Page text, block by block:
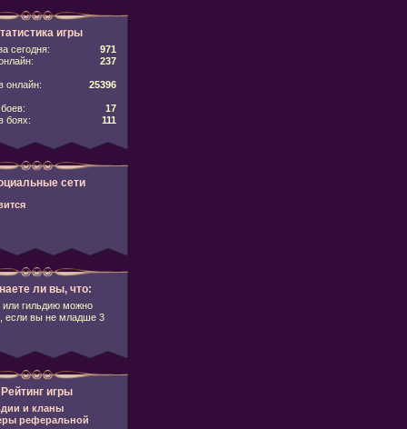
игры
сегодня:
971
237
онлайн: 25396
17
боях:
111
сети
ли вы, что:
гильдию можно
если вы не младше 3
Рейтинг игры
и кланы
реферальной